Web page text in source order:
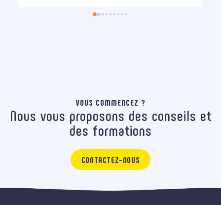
VOUS COMMENCEZ ?
Nous vous proposons des conseils et
des formations
CONTACTEZ-NOUS